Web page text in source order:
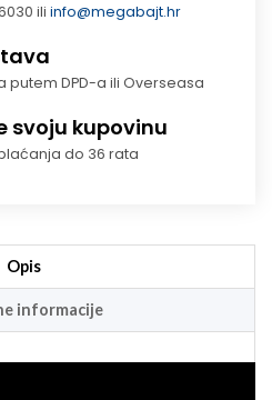
iliinfo@megabajt.hr
putem DPD-a ili Overseasa
svoju kupovinu
do 36 rata
Opis
informacije